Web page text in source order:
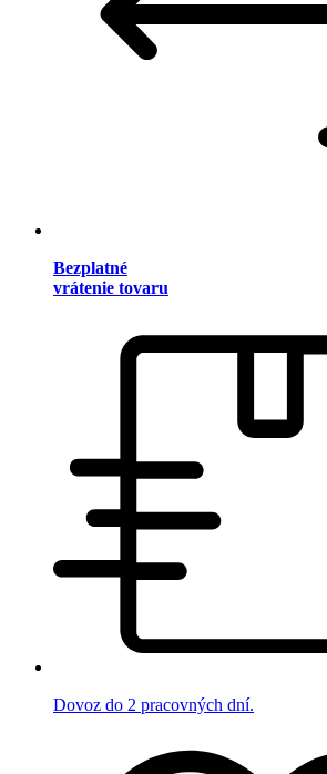
Bezplatné
vrátenie tovaru
Dovoz do 2 pracovných dní.